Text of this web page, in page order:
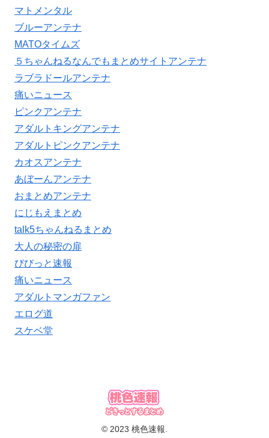
マトメンタル
ブルーアンテナ
MATOタイムズ
５ちゃんねるなんでもまとめサイトアンテナ
ラブラドールアンテナ
痛いニュース
ピンクアンテナ
アダルトキングアンテナ
アダルトピンクアンテナ
カオスアンテナ
あぼーんアンテナ
おまとめアンテナ
にじもえまとめ
talk5ちゃんねるまとめ
大人の秘密の扉
びびっと速報
痛いニュース
アダルトマンガファン
エログ道
スケベ堂
© 2023 桃色速報.